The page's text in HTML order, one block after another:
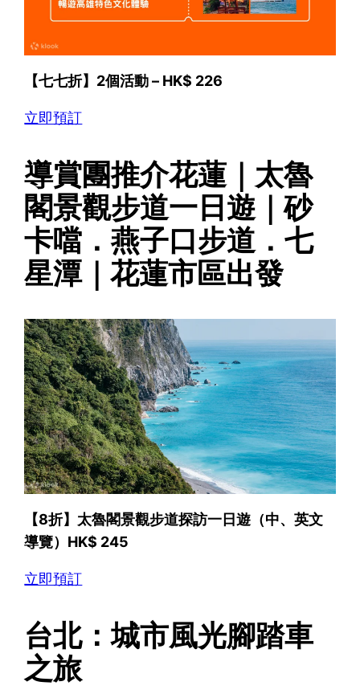
【七七折】2個活動 – HK$ 226
立即預訂
導賞團推介花蓮｜太魯
閣景觀步道一日遊｜砂
卡噹．燕子口步道．七
星潭｜花蓮市區出發
【8折】太魯閣景觀步道探訪一日遊（中、英文
導覽）HK$ 245
立即預訂
台北：城市風光腳踏車
之旅